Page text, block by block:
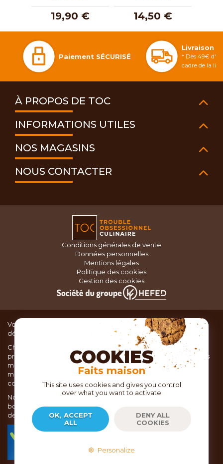
19,90 € 14,50 €
Paiement SÉCURISÉ
Livraison
* Dès 49€
cadre de la
À PROPOS DE TOC
INFORMATIONS UTILES
NOS MAGASINS
NOUS CONTACTER
Conditions générales de vente
Données personnelles
Mentions légales
Politique des cookies
Gestion des cookies
Vous recherchez du matériel de cuisine pour concocter de
délicieux plats ou des pâtisseries dignes d’un grand chef ?
Chez TOC, boutique d’ustensiles de cuisine, nous vous
proposons une large sélection de produits issus des meilleures
marques de matériel de cuisine: Ustensiles de pâtisserie,
matériel de cuisson, service de table, ustensiles de cuisine,
coutellerie, set picnic.
Nous vous réservons un accueil chaleureux au sein de nos 21
boutiques, mais vous trouverez également tout votre matériel
de cuisine en ligne sur notre site internet toc.fr
commerce et de la vente à distance depuis 2018.
COOKIES
Faits maison
This site uses cookies and gives you control
over what you want to activate
OK, ACCEPT
ALL
DENY ALL
COOKIES
Personalize